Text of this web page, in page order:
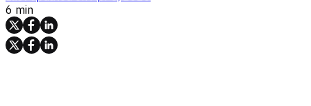
6 min